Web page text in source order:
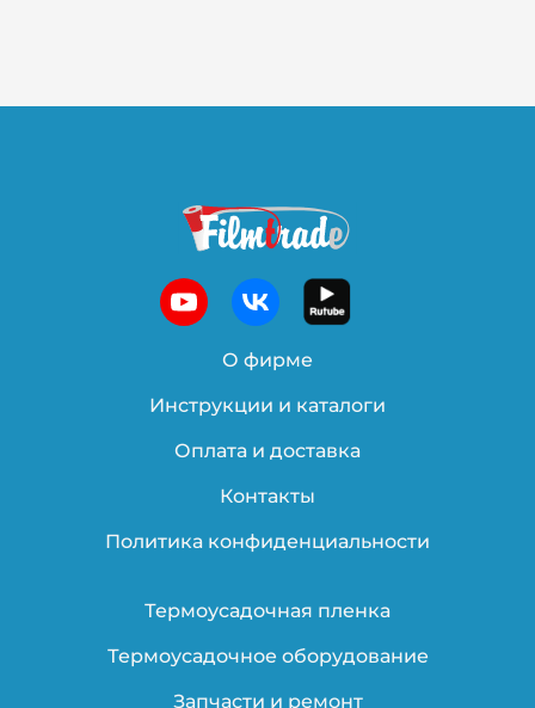
О фирме
Инструкции и каталоги
Оплата и доставка
Контакты
Политика конфиденциальности
Термоусадочная пленка
Термоусадочное оборудование
Запчасти и ремонт